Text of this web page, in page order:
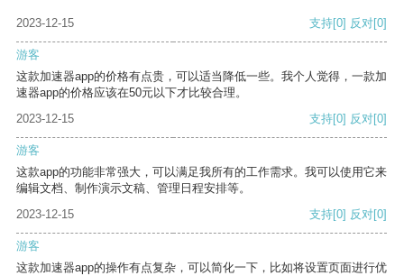
2023-12-15 支持[0] 反对[0]
游客
这款加速器app的价格有点贵，可以适当降低一些。我个人觉得，一款加
速器app的价格应该在50元以下才比较合理。
2023-12-15
支持[0] 反对[0]
游客
这款app的功能非常强大，可以满足我所有的工作需求。我可以使用它来
编辑文档、制作演示文稿、管理日程安排等。
2023-12-15
支持[0] 反对[0]
游客
这款加速器app的操作有点复杂，可以简化一下，比如将设置页面进行优